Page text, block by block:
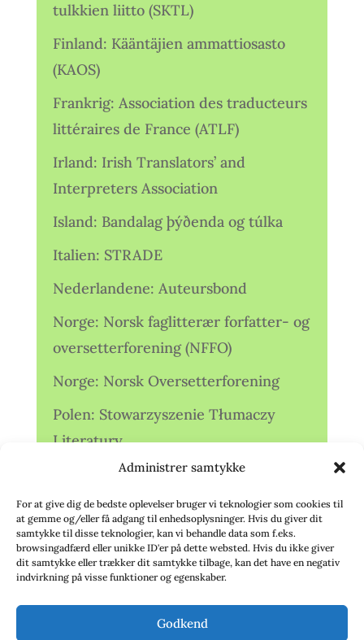
Administrer samtykke
For at give dig de bedste oplevelser bruger vi teknologier som cookies til
at gemme og/eller få adgang til enhedsoplysninger. Hvis du giver dit
samtykke til disse teknologier, kan vi behandle data som f.eks.
browsingadfærd eller unikke ID'er på dette websted. Hvis du ikke giver
dit samtykke eller trækker dit samtykke tilbage, kan det have en negativ
indvirkning på visse funktioner og egenskaber.
Godkend
tulkkien liitto (SKTL)
Finland: Kääntäjien ammattiosasto
(KAOS)
Frankrig: Association des traducteurs
littéraires de France (ATLF)
Irland: Irish Translators’ and
Interpreters Association
Island: Bandalag þýðenda og túlka
Italien: STRADE
Nederlandene: Auteursbond
Norge: Norsk faglitterær forfatter- og
oversetterforening (NFFO)
Norge: Norsk Oversetterforening
Polen: Stowarzyszenie Tłumaczy
Literatury
Storbritannien: Translators
Association (TA)
Sverige: Översättarsektionen (Ö.)
Sverige: Översättarcentrum (ÖC)
deutschsprachiger Übersetzer (VdÜ)